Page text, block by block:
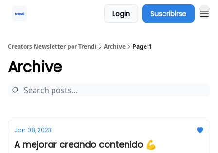
Login Suscribirse
Creators Newsletter por Trendi Archive Page 1
Archive
Jan 08, 2023
A mejorar creando contenido 💪